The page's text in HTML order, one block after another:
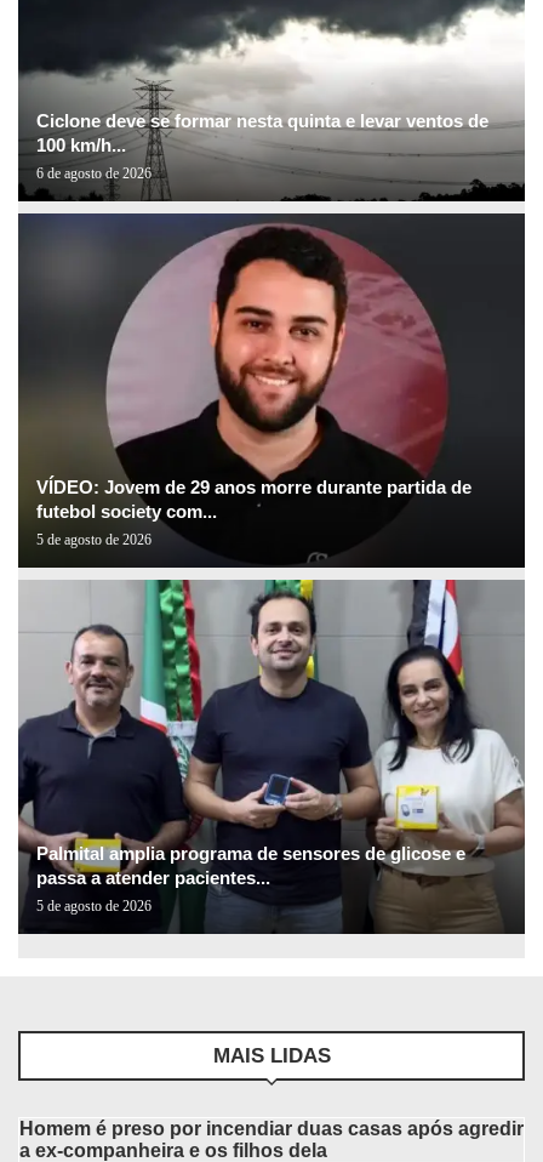
Ciclone deve se formar nesta quinta e levar ventos de
100 km/h...
6 de agosto de 2026
VÍDEO: Jovem de 29 anos morre durante partida de
futebol society com...
5 de agosto de 2026
Palmital amplia programa de sensores de glicose e
passa a atender pacientes...
5 de agosto de 2026
MAIS LIDAS
Homem é preso por incendiar duas casas após agredir
a ex-companheira e os filhos dela